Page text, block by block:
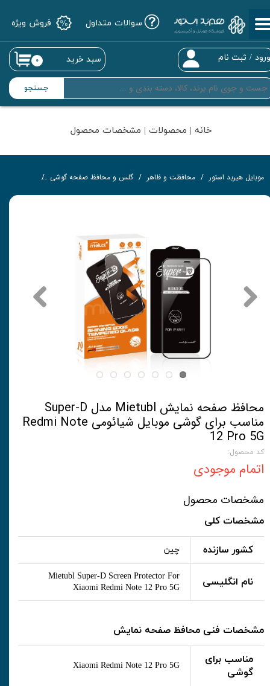
جستجو
/ ثبت نام
حساب کاربری من
تغییر گذر واژه
سفارشات
خروج از حساب کاربری
۰ سبد خرید
سوالات متداول فروش ویژه
خانه | محصولات | مشخصات محصول
موبایل هیربد استور محافظت و ظاهر گلس و محافظ صفحه گوشی
محافظ صفحه نمایش Mietubl مدل Super-D
مناسب برای گوشی موبایل شیائومی Redmi Note
12 Pro 5G
کد محصول:
اتمام موجودی
مشخصات محصول
مشخصات کلی
کشور سازنده چین
نام انگلیسی
Mietubl Super-D Screen Protector For
Xiaomi Redmi Note 12 Pro 5G
مشخصات فنی محافظ صفحه نمایش
مناسب برای
گوشی
Xiaomi Redmi Note 12 Pro 5G